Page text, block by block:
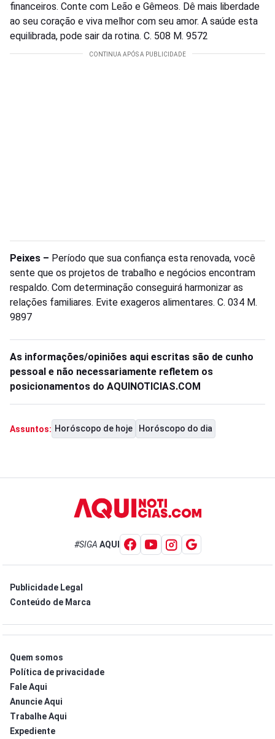
financeiros. Conte com Leão e Gêmeos. Dê mais liberdade
ao seu coração e viva melhor com seu amor. A saúde esta
equilibrada, pode sair da rotina. C. 508 M. 9572
Peixes – Período que sua confiança esta renovada, você
sente que os projetos de trabalho e negócios encontram
respaldo. Com determinação conseguirá harmonizar as
relações familiares. Evite exageros alimentares. C. 034 M.
9897
As informações/opiniões aqui escritas são de cunho
pessoal e não necessariamente refletem os
posicionamentos do AQUINOTICIAS.COM
Assuntos: Horóscopo de hoje Horóscopo do dia
#SIGA AQUI
Publicidade Legal
Conteúdo de Marca
Quem somos
Política de privacidade
Fale Aqui
Anuncie Aqui
Trabalhe Aqui
Expediente